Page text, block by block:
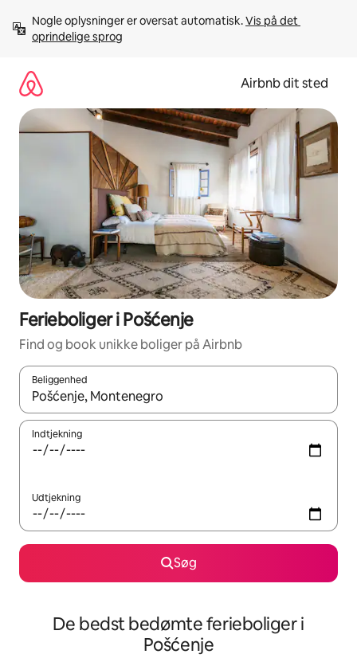
videre
Nogle oplysninger er oversat automatisk. Vis på det
oprindelige sprog
Airbnb dit sted
Ferieboliger i Pošćenje
Find og book unikke boliger på Airbnb
Beliggenhed
Når resultaterne er tilgængelige, skal du navigere med
Indtjekning
Udtjekning
Søg
De bedst bedømte ferieboliger i
Pošćenje